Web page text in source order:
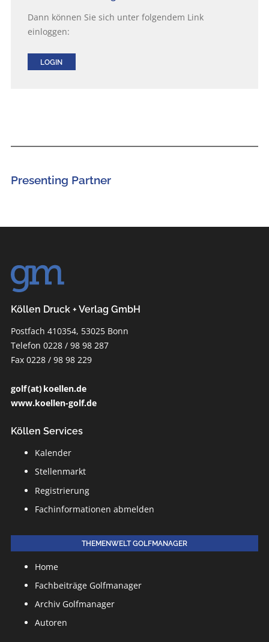
Dann können Sie sich unter folgendem Link
einloggen:
LOGIN
Presenting Partner
Köllen Druck + Verlag GmbH
Postfach 410354, 53025 Bonn
Telefon 0228 / 98 98 287
Fax 0228 / 98 98 229
golf (at) koellen.de
www.koellen-golf.de
Köllen Services
Kalender
Stellenmarkt
Registrierung
Fachinformationen abmelden
THEMENWELT GOLFMANAGER
Home
Fachbeiträge Golfmanager
Archiv Golfmanager
Autoren